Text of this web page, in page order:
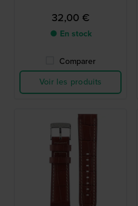
32,00 €
● En stock
Comparer
Voir les produits